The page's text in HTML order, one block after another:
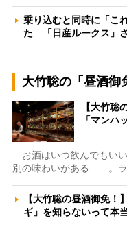
乗り込むと同時に「こ
た 「日産ルークス」
大竹聡の「昼酒御
【大竹聡
「マン
お酒はいつ飲んでもい
別の味わいがある――。
【大竹聡の昼酒御免！
ギ」を知らないって